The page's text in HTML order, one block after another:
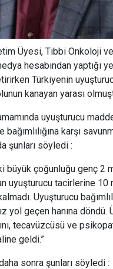
Üyesi, Tıbbi Onkoloji
hesabından yaptığı
Türkiyenin
kanayan yarası
uyuşturucu
karşı
şunları söyledi :
büyük çoğunluğu genç 2
uyuşturucu tacirlerine
Uyuşturucu
yol geçen hanına döndü.
tecavüzcüsü ve
geldi.”
sonra şunları söyledi :